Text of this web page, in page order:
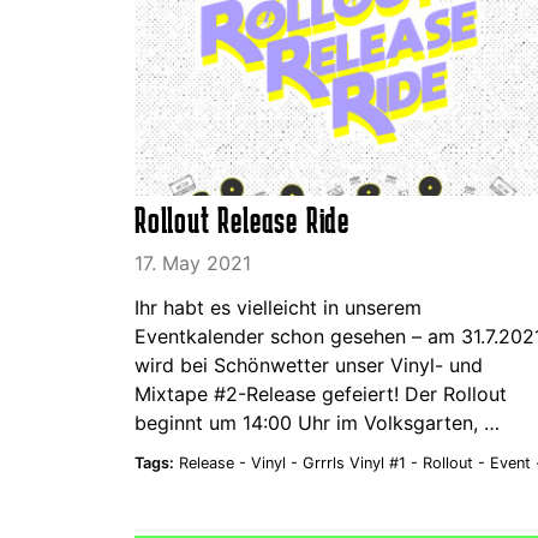
Rollout Release Ride
17. May 2021
Ihr habt es vielleicht in unserem
Eventkalender schon gesehen – am
wird bei Schönwetter unser Vinyl- und
Mixtape #2-Release gefeiert! Der Rollout
beginnt um 14:00 Uhr im Volksgarten, …
Tags: Release - Vinyl - Grrrls Vinyl #1 - Rollout - Event